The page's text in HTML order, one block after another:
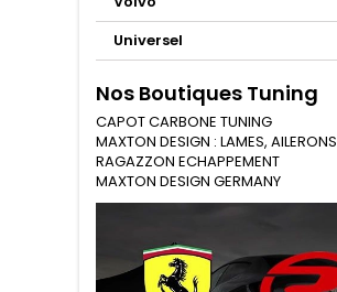
Universel
Nos Boutiques Tuning
CAPOT CARBONE TUNING
MAXTON DESIGN : LAMES, AILERONS
RAGAZZON ECHAPPEMENT
MAXTON DESIGN GERMANY